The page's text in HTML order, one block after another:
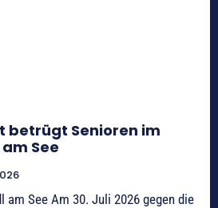
betrügt Senioren im
See
am See Am 30. Juli 2026 gegen die